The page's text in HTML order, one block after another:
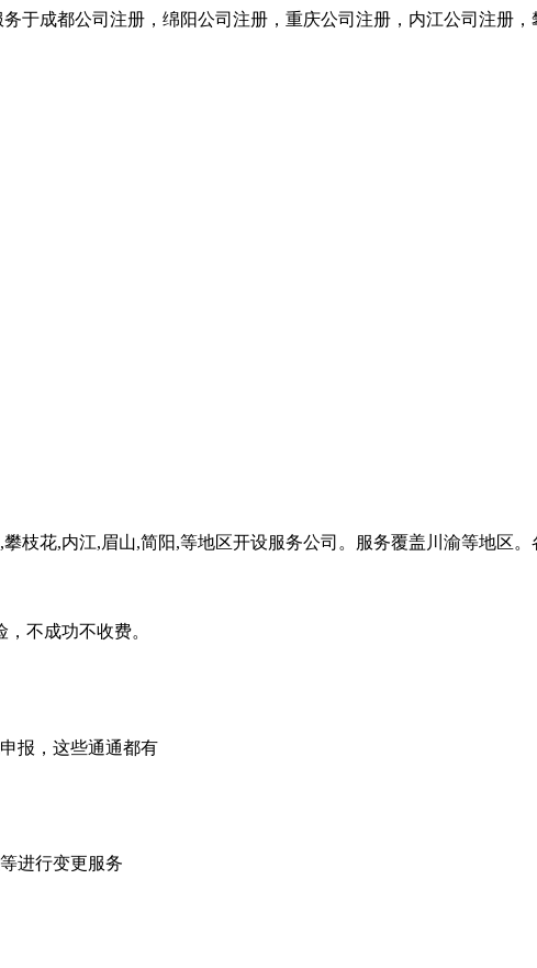
于成都公司注册，绵阳公司注册，重庆公司注册，内江公司注册
枝花,内江,眉山,简阳,等地区开设服务公司。服务覆盖川渝等地区。
不成功不收费。
报，这些通通都有
进行变更服务